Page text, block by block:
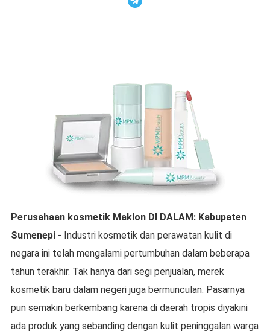
Perusahaan kosmetik Maklon DI DALAM: Kabupaten
Sumenepi- Industri kosmetik dan perawatan kulit di
negara ini telah mengalami pertumbuhan dalam beberapa
tahun terakhir. Tak hanya dari segi penjualan, merek
kosmetik baru dalam negeri juga bermunculan. Pasarnya
pun semakin berkembang karena di daerah tropis diyakini
ada produk yang sebanding dengan kulit peninggalan warga